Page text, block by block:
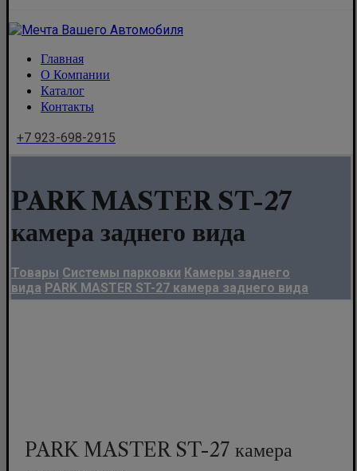
Главная
О Компании
Каталог
Контакты
+7 923-698-2915
PARK MASTER ST-27
камера заднего вида
Товары Системы парковки Камеры заднего
вида PARK MASTER ST-27 камера заднего вида
PARK MASTER ST-27 камера